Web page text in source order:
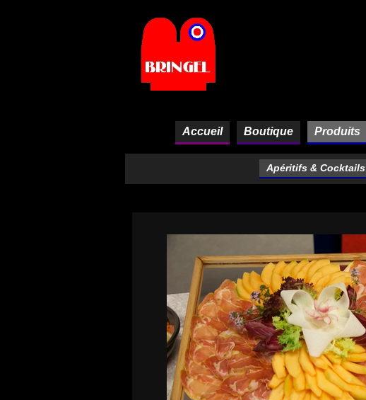
Accueil Boutique Produits
Apéritifs & Cocktails